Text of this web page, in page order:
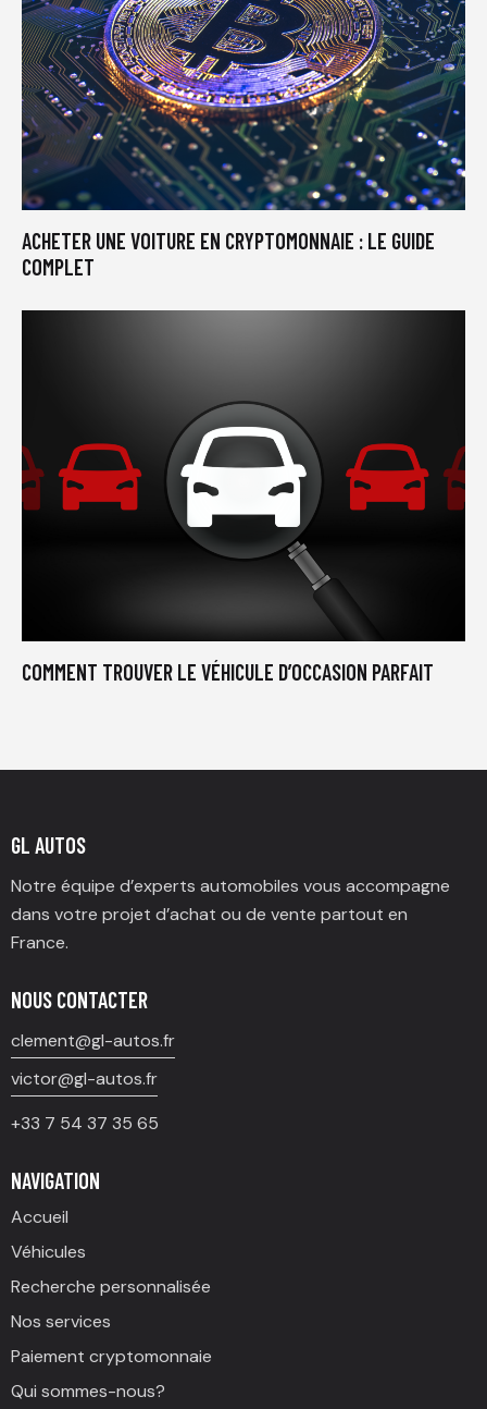
ACHETER UNE VOITURE EN CRYPTOMONNAIE : LE GUIDE
COMPLET
COMMENT TROUVER LE VÉHICULE D’OCCASION PARFAIT
GL AUTOS
Notre équipe d’experts automobiles vous accompagne
dans votre projet d’achat ou de vente partout en
France.
NOUS CONTACTER
clement@gl-autos.fr
victor@gl-autos.fr
+33 7 54 37 35 65
NAVIGATION
Accueil
Véhicules
Recherche personnalisée
Nos services
Paiement cryptomonnaie
Qui sommes-nous?